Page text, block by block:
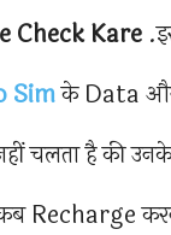
Check Kare
Simके Data
नहीं चलता है की
Recharge